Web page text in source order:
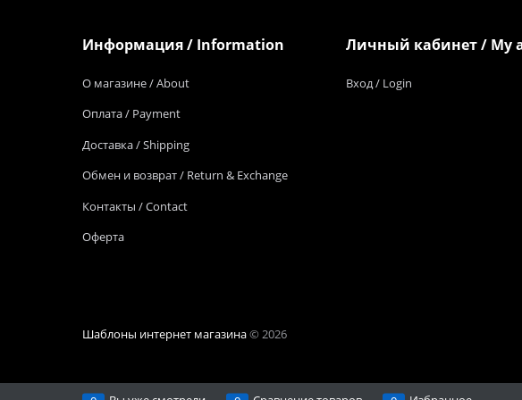
Информация / Information
О магазине / About
Оплата / Payment
Доставка / Shipping
Обмен и возврат / Return & Exchange
Контакты / Contact
Оферта
Личный кабинет / My
Вход / Login
Шаблоны интернет магазина© 2026